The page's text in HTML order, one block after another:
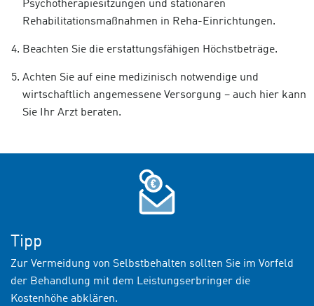
Psychotherapiesitzungen und stationären
Rehabilitationsmaßnahmen in Reha-Einrichtungen.
Beachten Sie die erstattungsfähigen Höchstbeträge.
Achten Sie auf eine medizinisch notwendige und
wirtschaftlich angemessene Versorgung – auch hier kann
Sie Ihr Arzt beraten.
Tipp
Zur Vermeidung von Selbstbehalten sollten Sie im Vorfeld
der Behandlung mit dem Leistungserbringer die
Kostenhöhe abklären.